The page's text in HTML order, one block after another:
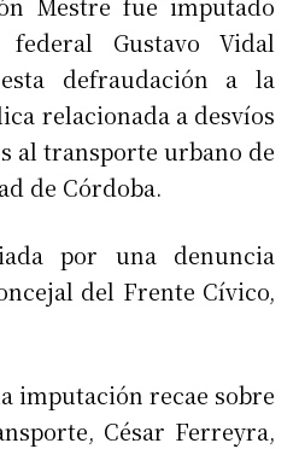
Mestre fue imputado
Gustavo Vidal
defraudación a la
relacionada a desvíos
al transporte urbano de
de Córdoba.
por una denuncia
del Frente Cívico,
imputación recae sobre
César Ferreyra,